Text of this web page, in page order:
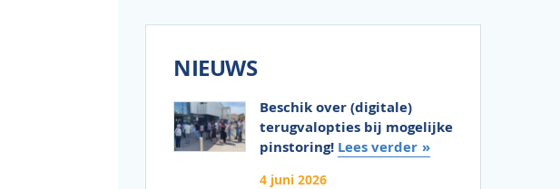
NIEUWS
Beschik over (digitale)
terugvalopties bij mogelijke
pinstoring! Lees verder
4 juni 2026